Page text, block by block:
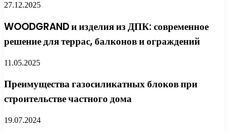
27.12.2025
WOODGRAND и изделия из ДПК: современное
решение для террас, балконов и ограждений
11.05.2025
Преимущества газосиликатных блоков при
строительстве частного дома
19.07.2024